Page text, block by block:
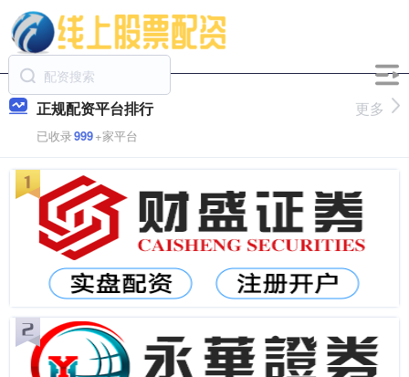
正规配资平台排行
已收录999+家平台
更多